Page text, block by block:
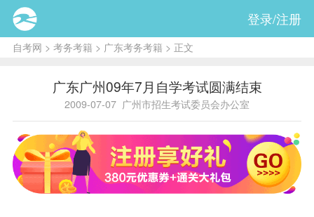
登录/注册
自考网 > 考务考籍 > 广东考务考籍 > 正文
广东广州09年7月自学考试圆满结束
2009-07-07 广州市招生考试委员会办公室